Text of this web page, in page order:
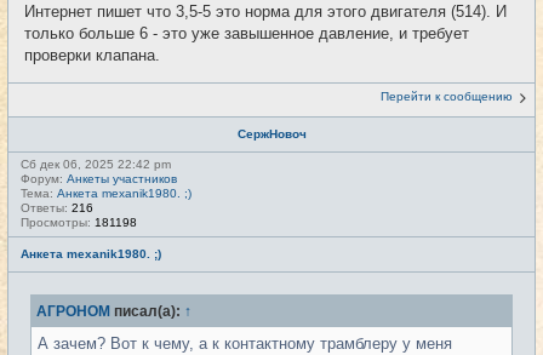
Интернет пишет что 3,5-5 это норма для этого двигателя (514). И
только больше 6 - это уже завышенное давление, и требует
проверки клапана.
Перейти к сообщению
СержНовоч
Сб дек 06, 2025 22:42 pm
Форум: Анкеты участников
Тема: Анкета mexanik1980. ;)
Ответы: 216
Просмотры: 181198
Анкета mexanik1980. ;)
АГРОНОМ писал(а): ↑
А зачем? Вот к чему, а к контактному трамблеру у меня